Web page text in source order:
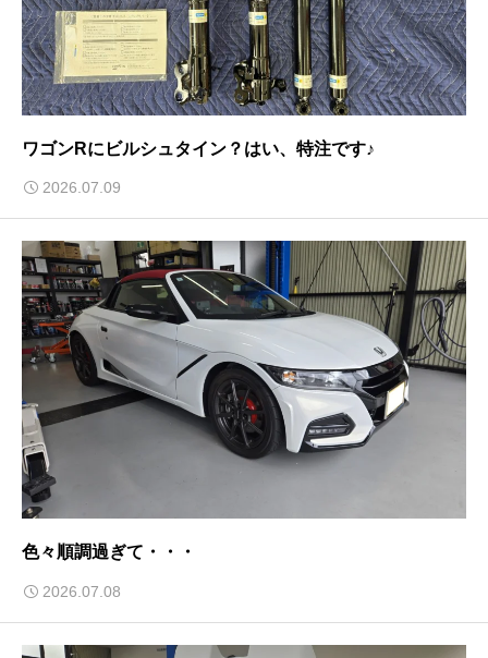
ワゴンRにビルシュタイン？はい、特注です♪
2026.07.09
色々順調過ぎて・・・
2026.07.08